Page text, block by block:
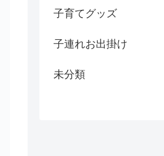
子育てグッズ
子連れお出掛け
未分類